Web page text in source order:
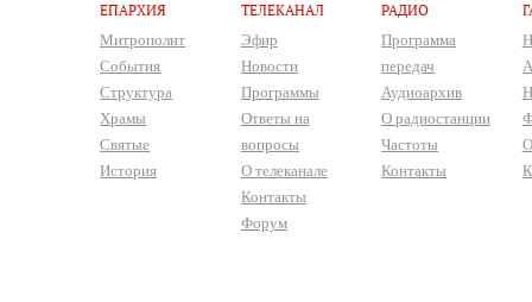
ЕПАРХИЯ
Митрополит
События
Структура
Храмы
Святые
История
ТЕЛЕКАНАЛ
Эфир
Новости
Программы
Ответы на
вопросы
О телеканале
Контакты
Форум
РАДИО
Программа
передач
Аудиоархив
О радиостанции
Частоты
Контакты